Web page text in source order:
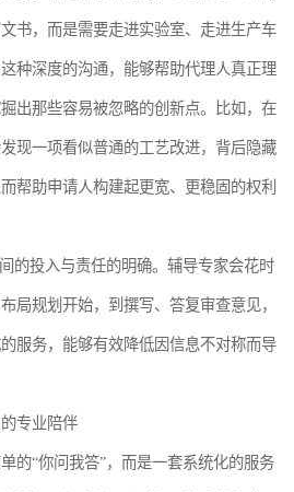
书，而是需要走进实验室、走进生产车
种深度的沟通，能够帮助代理人真正理
出那些容易被忽略的创新点。比如，在
现一项看似普通的工艺改进，背后隐藏
帮助申请人构建起更宽、更稳固的权利
的投入与责任的明确。辅导专家会花时
局规划开始，到撰写、答复审查意见，
服务，能够有效降低因信息不对称而导
专业陪伴
的“你问我答”，而是一套系统化的服务